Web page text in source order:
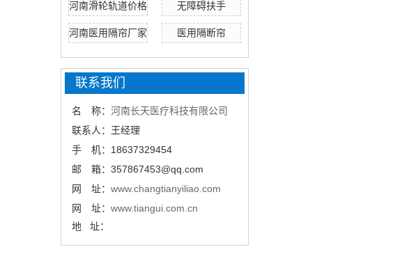
河南滑轮轨道价格 无障碍扶手
河南医用隔帘厂家 医用隔断帘
联系我们
名 称： 河南长天医疗科技有限公司
联系人：王经理
手 机：18637329454
邮 箱：357867453@qq.com
网 址： www.changtianyiliao.com
网 址： www.tiangui.com.cn
地 址：